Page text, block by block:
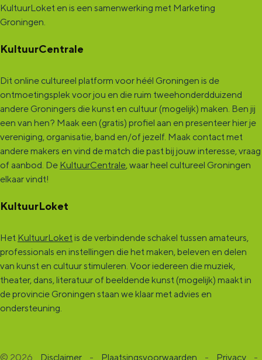
KultuurLoket en is een samenwerking met Marketing
Groningen.
KultuurCentrale
Dit online cultureel platform voor héél Groningen is de
ontmoetingsplek voor jou en die ruim tweehonderdduizend
andere Groningers die kunst en cultuur (mogelijk) maken. Ben jij
een van hen? Maak een (gratis) profiel aan en presenteer hier je
vereniging, organisatie, band en/of jezelf. Maak contact met
andere makers en vind de match die past bij jouw interesse, vraag
of aanbod. De KultuurCentrale, waar heel cultureel Groningen
elkaar vindt!
KultuurLoket
Het KultuurLoket is de verbindende schakel tussen amateurs,
professionals en instellingen die het maken, beleven en delen
van kunst en cultuur stimuleren. Voor iedereen die muziek,
theater, dans, literatuur of beeldende kunst (mogelijk) maakt in
de provincie Groningen staan we klaar met advies en
ondersteuning.
© 2026 Disclaimer - Plaatsingsvoorwaarden - Privacy -